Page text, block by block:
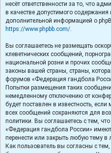
несёт ответственности за то, что
в качестве допустимого
дополнительной информацией о
https://www.phpbb.com/.
Вы соглашаетесь не размещать
клеветнических сообщений,
национальной розни и прочих
законы вашей страны, страны,
форумов «Федерация гандбола
Попытки размещения таких
немедленному отключению от
будет поставлен в известность,
всех сообщений сохраняются для
политики. Вы соглашаетесь с тем,
«Федерация гандбола России»
перенести или закрыть любую тему
Как пользователь вы согласны с